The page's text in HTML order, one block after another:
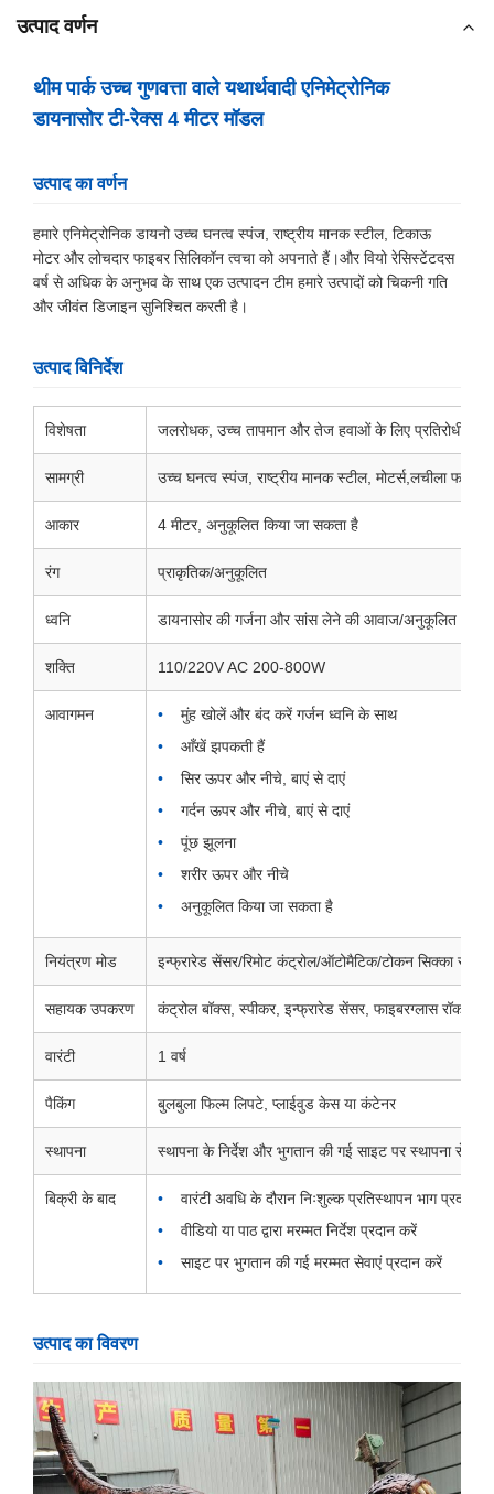
उत्पाद वर्णन
थीम पार्क उच्च गुणवत्ता वाले यथार्थवादी एनिमेट्रोनिक
डायनासोर टी-रेक्स 4 मीटर मॉडल
उत्पाद का वर्णन
हमारे एनिमेट्रोनिक डायनो उच्च घनत्व स्पंज, राष्ट्रीय मानक स्टील, टिकाऊ
मोटर और लोचदार फाइबर सिलिकॉन त्वचा को अपनाते हैं।और वियो रेसिस्टेंटदस
वर्ष से अधिक के अनुभव के साथ एक उत्पादन टीम हमारे उत्पादों को चिकनी गति
और जीवंत डिजाइन सुनिश्चित करती है।
उत्पाद विनिर्देश
विशेषता जलरोधक, उच्च तापमान और तेज हवाओं के लिए प्रतिरोधी, हवा
सामग्री उच्च घनत्व स्पंज, राष्ट्रीय मानक स्टील, मोटर्स,लचीला
आकार 4 मीटर, अनुकूलित किया जा सकता है
रंग प्राकृतिक/अनुकूलित
ध्वनि डायनासोर की गर्जना और सांस लेने की आवाज/अनुकूलित
शक्ति 110/220V AC 200-800W
आवागमन
मुंह खोलें और बंद करें गर्जन ध्वनि के साथ
आँखें झपकती हैं
सिर ऊपर और नीचे, बाएं से दाएं
गर्दन ऊपर और नीचे, बाएं से दाएं
पूंछ झूलना
शरीर ऊपर और नीचे
अनुकूलित किया जा सकता है
नियंत्रण मोड इन्फ्रारेड सेंसर/रिमोट कंट्रोल/ऑटोमैटिक/टोकन सिक्का
सहायक उपकरण कंट्रोल बॉक्स, स्पीकर, इन्फ्रारेड सेंसर, फाइबरग्लास रॉक
वारंटी 1 वर्ष
पैकिंग बुलबुला फिल्म लिपटे, प्लाईवुड केस या कंटेनर
स्थापना स्थापना के निर्देश और भुगतान की गई साइट पर स्थापना सेवाएं
बिक्री के बाद
वारंटी अवधि के दौरान निःशुल्क प्रतिस्थापन भाग प्रदान
वीडियो या पाठ द्वारा मरम्मत निर्देश प्रदान करें
साइट पर भुगतान की गई मरम्मत सेवाएं प्रदान करें
उत्पाद का विवरण